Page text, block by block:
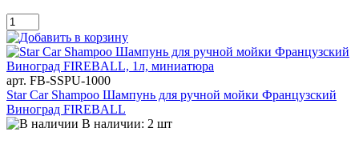
арт. FB-SSPU-1000
Star Car Shampoo Шампунь для ручной мойки Французский
Виноград FIREBALL
В наличии: 2 шт